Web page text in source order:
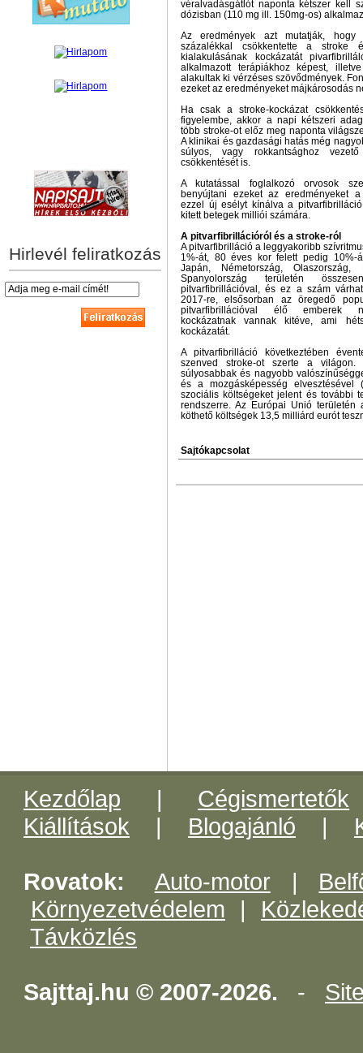
Hirlevél feliratkozás
véralvadásgátlót naponta kétszer kell
dózisban (110 mg ill. 150mg-os)
Az eredmények azt mutatják,
százalékkal csökkentette a stroke
kialakulásának kockázatát
alkalmazott terápiákhoz képest,
alakultak ki vérzéses szövődmények.
ezeket az eredményeket májkárosodás
Ha csak a stroke-kockázat
figyelembe, akkor a napi kétszeri
több stroke-ot előz meg naponta
A klinikai és gazdasági hatás még
súlyos, vagy rokkantsághoz
csökkentését is.
A kutatással foglalkozó orvosok
benyújtani ezeket az eredményeket
ezzel új esélyt kínálva a
kitett betegek milliói számára.
A pitvarfibrillációról és a stroke-ról
A pitvarfibrilláció a leggyakoribb
1%-át, 80 éves kor felett pedig 10%-
Japán, Németország,
Spanyolország területén
pitvarfibrillációval, és ez a szám
2017-re, elsősorban az öregedő
pitvarfibrillációval élő emberek
kockázatnak vannak kitéve, ami
kockázatát.
A pitvarfibrilláció következtében
szenved stroke-ot szerte a világon.
súlyosabbak és nagyobb
és a mozgásképesség elvesztésével
szociális költségeket jelent és további
rendszerre. Az Európai Unió területén
köthető költségek 13,5 milliárd eurót
Sajtókapcsolat
Kezdőlap | Cégismertetők
Kiállítások | Blogajánló |
Rovatok: Auto-motor|
Környezetvédelem |
Távközlés
Sajttaj.hu © 2007-2026. -